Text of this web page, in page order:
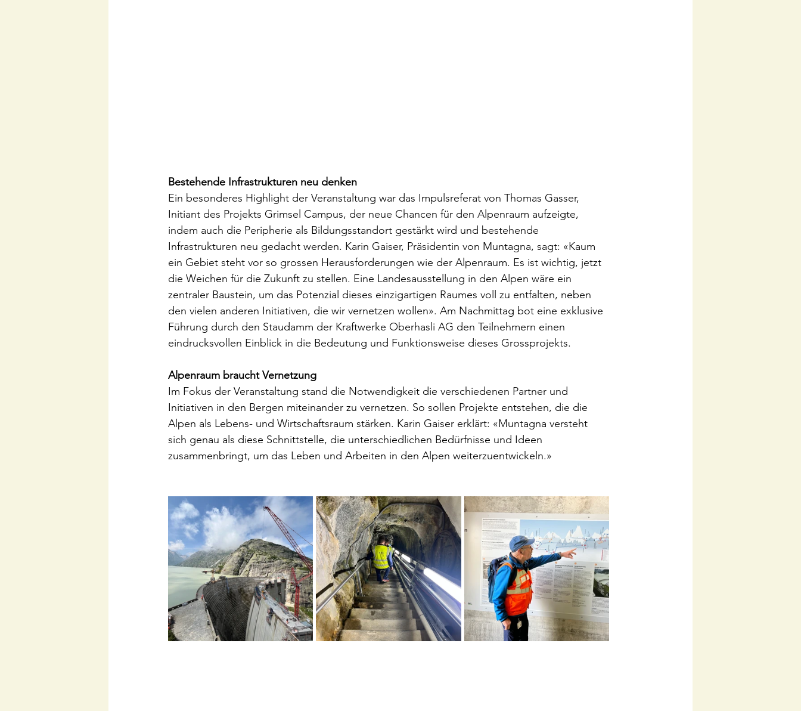
Bestehende Infrastrukturen neu denken
Ein besonderes Highlight der Veranstaltung war das Impulsreferat von Thomas Gasser,
Initiant des Projekts Grimsel Campus, der neue Chancen für den Alpenraum aufzeigte,
indem auch die Peripherie als Bildungsstandort gestärkt wird und bestehende
Infrastrukturen neu gedacht werden. Karin Gaiser, Präsidentin von Muntagna, sagt: «Kaum
ein Gebiet steht vor so grossen Herausforderungen wie der Alpenraum. Es ist wichtig, jetzt
die Weichen für die Zukunft zu stellen. Eine Landesausstellung in den Alpen wäre ein
zentraler Baustein, um das Potenzial dieses einzigartigen Raumes voll zu entfalten, neben
den vielen anderen Initiativen, die wir vernetzen wollen». Am Nachmittag bot eine exklusive
Führung durch den Staudamm der Kraftwerke Oberhasli AG den Teilnehmern einen
eindrucksvollen Einblick in die Bedeutung und Funktionsweise dieses Grossprojekts.
Alpenraum braucht Vernetzung
Im Fokus der Veranstaltung stand die Notwendigkeit die verschiedenen Partner und
Initiativen in den Bergen miteinander zu vernetzen. So sollen Projekte entstehen, die die
Alpen als Lebens- und Wirtschaftsraum stärken. Karin Gaiser erklärt: «Muntagna versteht
sich genau als diese Schnittstelle, die unterschiedlichen Bedürfnisse und Ideen
zusammenbringt, um das Leben und Arbeiten in den Alpen weiterzuentwickeln.»